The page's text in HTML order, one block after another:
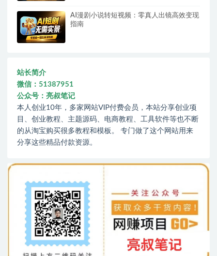
AI漫剧小说转短视频：零真人出镜高效变现
指南
站长简介
微信：51387951
公众号：亮叔笔记
本人创业10年，多家网站VIP付费会员，本站分享创业项
目、创业教程、主题源码、电商教程、工具软件等也不断
的从淘宝购买很多教程和模板。 专门做了这个网站用来
分享这些精品付款资源。